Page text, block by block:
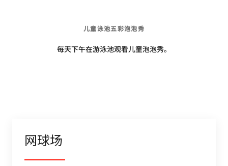
儿童泳池五彩泡泡秀
每天下午在游泳池观看儿童泡泡秀。
网球场